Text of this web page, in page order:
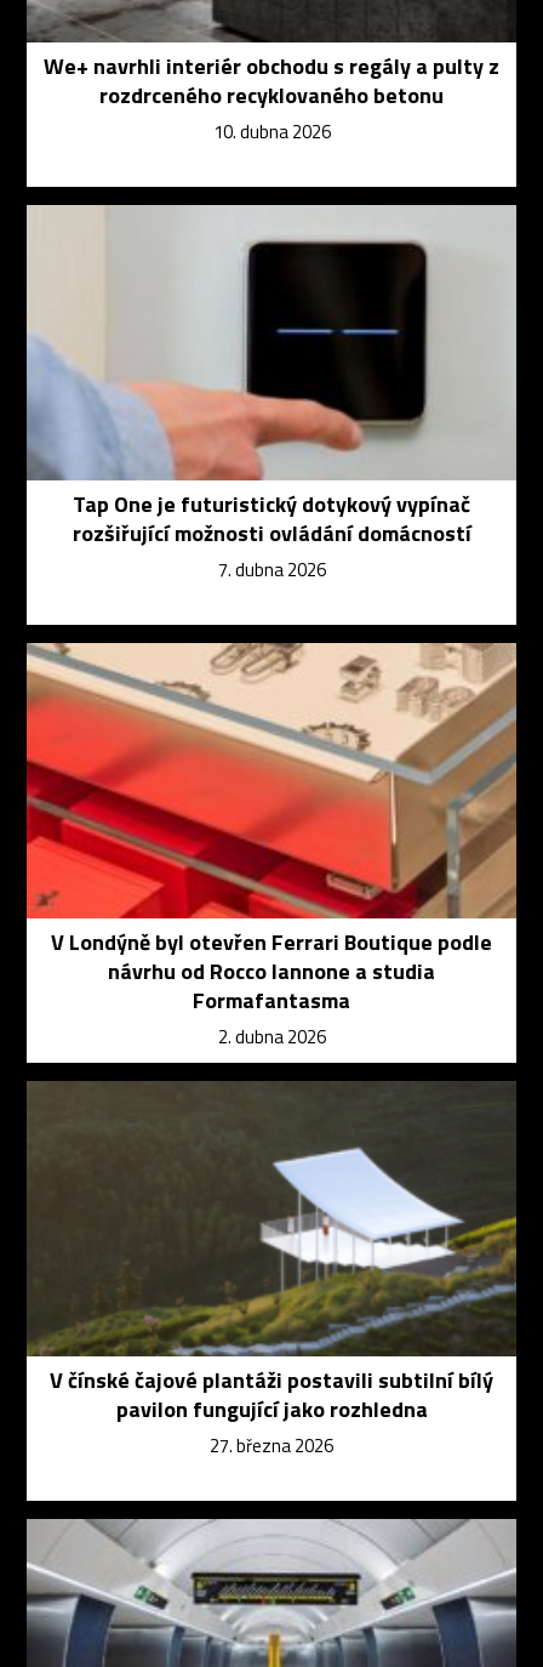
We+ navrhli interiér obchodu s regály a pulty z
rozdrceného recyklovaného betonu
10. dubna 2026
Tap One je futuristický dotykový vypínač
rozšiřující možnosti ovládání domácností
7. dubna 2026
V Londýně byl otevřen Ferrari Boutique podle
návrhu od Rocco Iannone a studia
Formafantasma
2. dubna 2026
V čínské čajové plantáži postavili subtilní bílý
pavilon fungující jako rozhledna
27. března 2026